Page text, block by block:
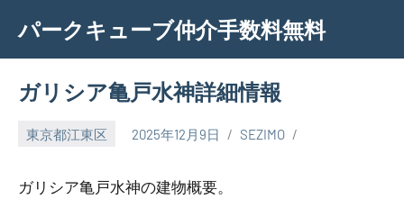
content
パークキューブ仲介手数料無料
ガリシア亀戸水神詳細情報
東京都江東区 2025年12月9日 SEZIMO
ガリシア亀戸水神の建物概要。